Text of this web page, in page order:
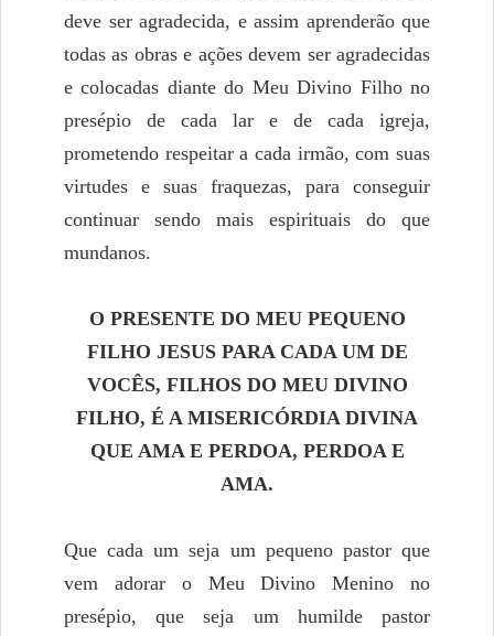
deve ser agradecida, e assim aprenderão que
todas as obras e ações devem ser agradecidas
e colocadas diante do Meu Divino Filho no
presépio de cada lar e de cada igreja,
prometendo respeitar a cada irmão, com suas
virtudes e suas fraquezas, para conseguir
continuar sendo mais espirituais do que
mundanos.
O PRESENTE DO MEU PEQUENO
FILHO JESUS PARA CADA UM DE
VOCÊS, FILHOS DO MEU DIVINO
FILHO, É A MISERICÓRDIA DIVINA
QUE AMA E PERDOA, PERDOA E
AMA.
Que cada um seja um pequeno pastor que
vem adorar o Meu Divino Menino no
presépio, que seja um humilde pastor